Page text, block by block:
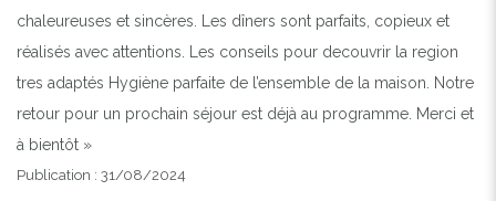
chaleureuses et sincères. Les dîners sont parfaits, copieux et
réalisés avec attentions. Les conseils pour decouvrir la region
tres adaptés Hygiène parfaite de l’ensemble de la maison. Notre
retour pour un prochain séjour est déjà au programme. Merci et
à bientôt »
Publication : 31/08/2024